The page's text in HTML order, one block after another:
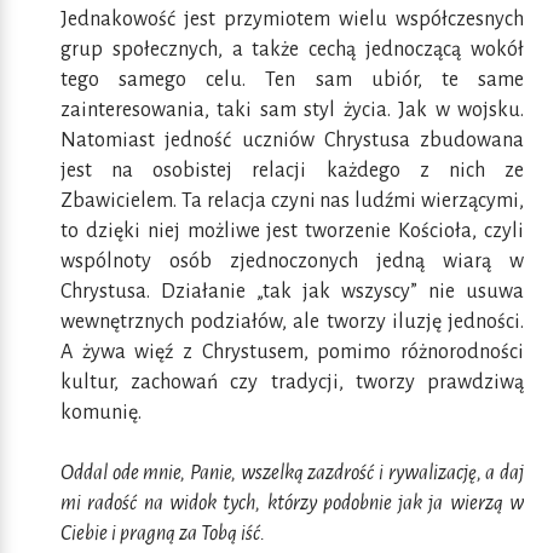
Jednakowość jest przymiotem wielu współczesnych
grup społecznych, a także cechą jednoczącą wokół
tego samego celu. Ten sam ubiór, te same
zainteresowania, taki sam styl życia. Jak w wojsku.
Natomiast jedność uczniów Chrystusa zbudowana
jest na osobistej relacji każdego z nich ze
Zbawicielem. Ta relacja czyni nas ludźmi wierzącymi,
to dzięki niej możliwe jest tworzenie Kościoła, czyli
wspólnoty osób zjednoczonych jedną wiarą w
Chrystusa. Działanie „tak jak wszyscy” nie usuwa
wewnętrznych podziałów, ale tworzy iluzję jedności.
A żywa więź z Chrystusem, pomimo różnorodności
kultur, zachowań czy tradycji, tworzy prawdziwą
komunię.
Oddal ode mnie, Panie, wszelką zazdrość i rywalizację, a daj
mi radość na widok tych, którzy podobnie jak ja wierzą w
Ciebie i pragną za Tobą iść.